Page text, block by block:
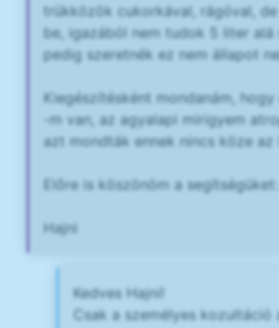
trükközök cukorkával, rágóval,
be, igazából nem tudok 5 liter alá
pedig szeretnék ez nem állapot
Kiegészítésként mondanám,
-m van, az agyalapi mirigyem
azt mondták ennek nincs köze az
Előre is köszönöm a segítségüket:
Hajni
Kedves Hajni!
Csak a személyes kozultáció